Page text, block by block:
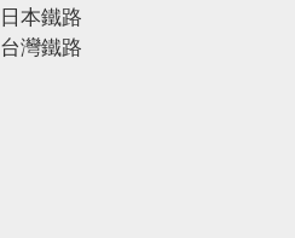
日本鐵路
台灣鐵路